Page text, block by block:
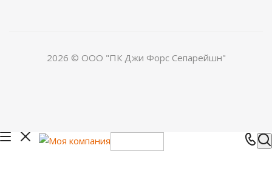
2026 © ООО "ПК Джи Форс Сепарейшн"